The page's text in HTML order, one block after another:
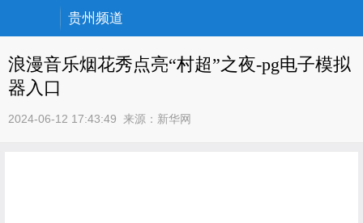
贵州频道
浪漫音乐烟花秀点亮“村超”之夜-pg电子模拟
器入口
2024-06-12 17:43:49 来源： 新华网